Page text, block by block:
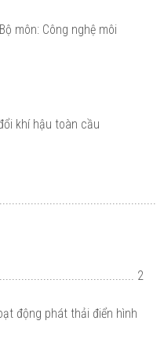
môn: Công nghệ môi
khí hậu toàn cầu
2
động phát thải điển hình